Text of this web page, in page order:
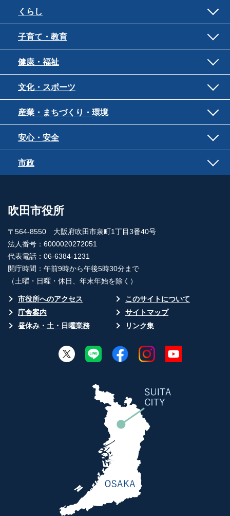
くらし
子育て・教育
健康・福祉
文化・スポーツ
産業・まちづくり・環境
安心・安全
市政
吹田市役所
〒564-8550 大阪府吹田市泉町1丁目3番40号
法人番号：6000020272051
代表電話：06-6384-1231
開庁時間：午前9時から午後5時30分まで
（土曜・日曜・休日、年末年始を除く）
市役所へのアクセス
このサイトについて
庁舎案内
サイトマップ
昼休み・土・日曜業務
リンク集